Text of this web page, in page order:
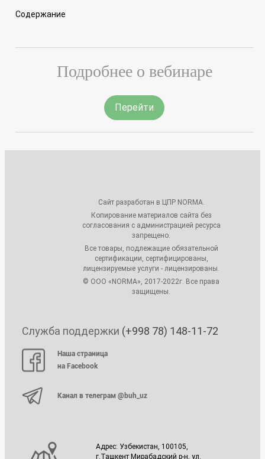
Содержание
Подробнее о вебинаре
Перейти
Сайт разработан в ЦПР NORMA.
Копирование материалов сайта без
согласования с администрацией ресурса
запрещено.
Все товары, подлежащие обязательной
сертификации, сертифицированы,
лицензируемые услуги - лицензированы.
© ООО «NORMA», 2017-2022г. Все права
защищены.
Служба поддержки (+998 78) 148-11-72
Наша страница
на Facebook
Канал в телеграм @buh_uz
Адрес: Узбекистан, 100105,
г.Ташкент Мирабадский р-н, ул.